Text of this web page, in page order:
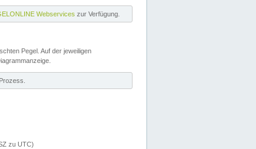
Webservices zur Verfügung.
Pegel. Auf der jeweiligen
zu UTC)